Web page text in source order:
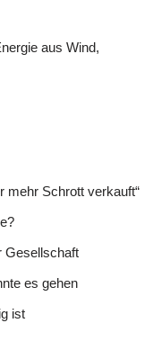
aus Wind,
mehr Schrott verkauft“
Gesellschaft
es gehen
ist